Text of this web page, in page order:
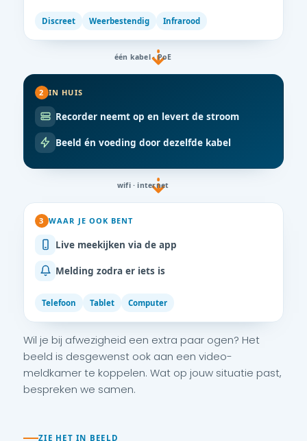
Discreet Weerbestendig Infrarood
één kabel · PoE
2 IN HUIS
Recorder neemt op en levert de stroom
Beeld én voeding door dezelfde kabel
wifi · internet
3 WAAR JE OOK BENT
Live meekijken via de app
Melding zodra er iets is
Telefoon Tablet Computer
Wil je bij afwezigheid een extra paar ogen? Het
beeld is desgewenst ook aan een video-
meldkamer te koppelen. Wat op jouw situatie past,
bespreken we samen.
ZIE HET IN BEELD